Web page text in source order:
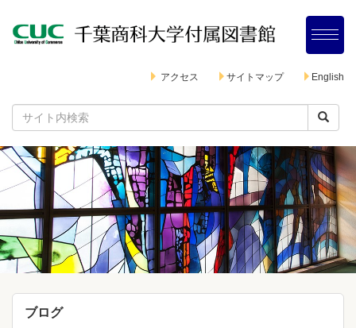
アクセス サイトマップ English
ブログ